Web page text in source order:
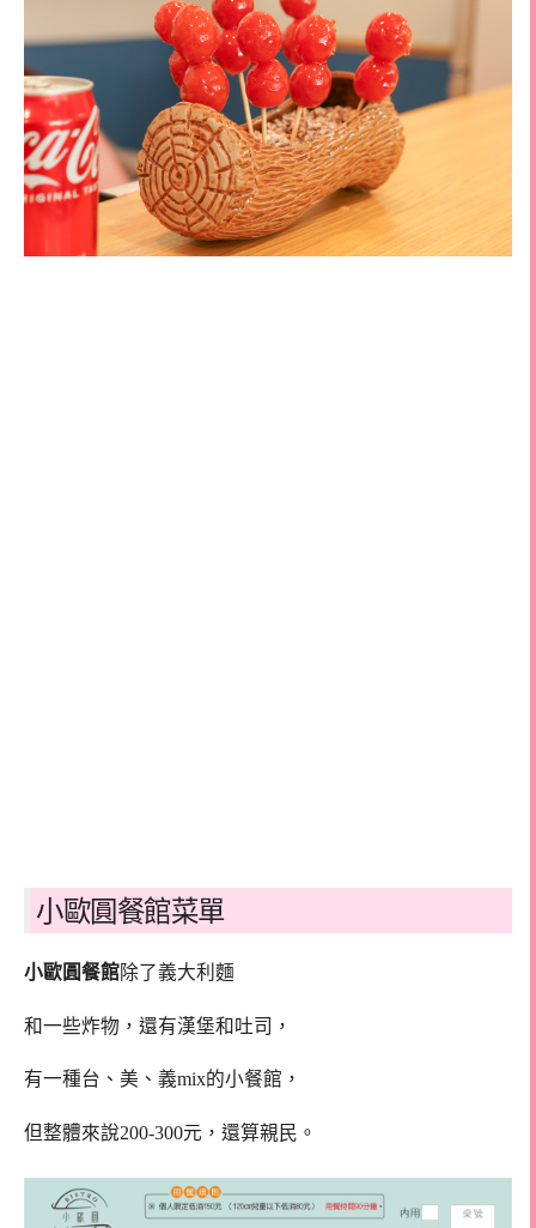
小歐圓餐館菜單
小歐圓餐館除了義大利麵
和一些炸物，還有漢堡和吐司，
有一種台、美、義mix的小餐館，
但整體來說200-300元，還算親民。